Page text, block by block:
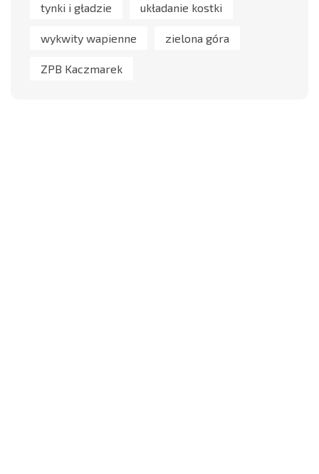
tynki i gładzie układanie kostki
wykwity wapienne zielona góra
ZPB Kaczmarek